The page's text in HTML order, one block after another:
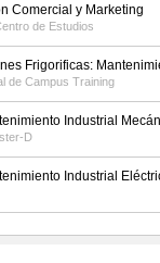
Comercial y Marketing
de Estudios
Frigorificas:
de Campus Training
Industrial
D
Industrial